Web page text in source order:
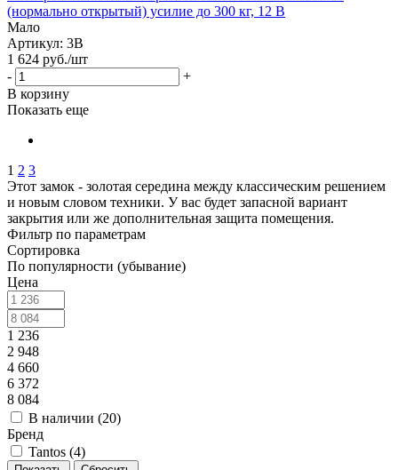
(нормально открытый) усилие до 300 кг, 12 В
Мало
Артикул: 3В
1 624 руб./шт
-
+
В корзину
Показать еще
1 2 3
Этот замок - золотая середина между классическим решением
и новым словом техники. У вас будет запасной вариант
закрытия или же дополнительная защита помещения.
Фильтр по параметрам
Сортировка
По популярности (убывание)
Цена
1 236
2 948
4 660
6 372
8 084
В наличии (20)
Бренд
Tantos (4)